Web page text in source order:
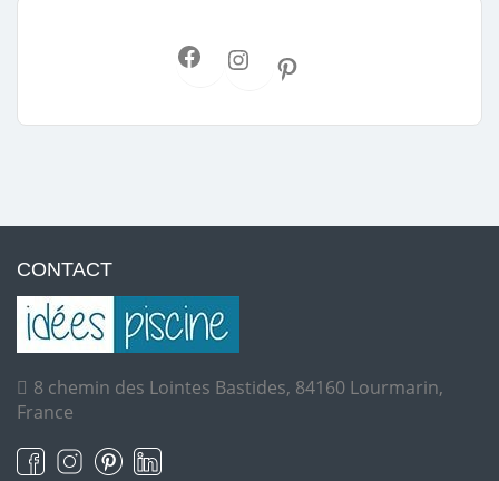
CONTACT
8 chemin des Lointes Bastides, 84160 Lourmarin,
France